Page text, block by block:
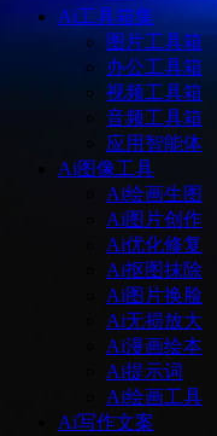
Ai工具箱集
图片工具箱
办公工具箱
视频工具箱
音频工具箱
应用智能体
Ai图像工具
Ai绘画生图
Ai图片创作
Ai优化修复
Ai抠图抹除
Ai图片换脸
Ai无损放大
Ai漫画绘本
Ai提示词
Ai绘画工具
Ai写作文案